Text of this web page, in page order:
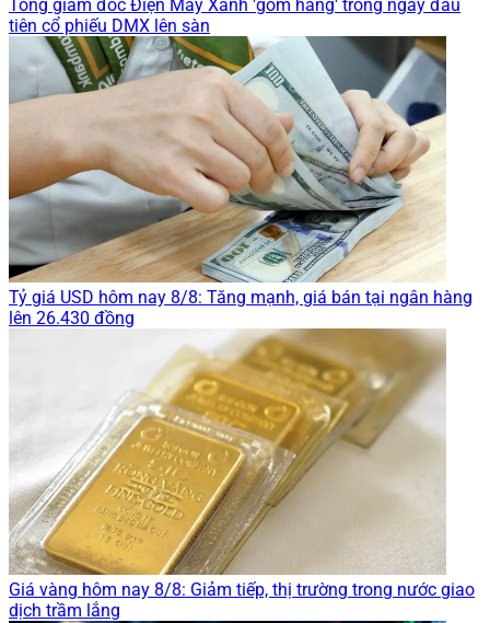
Tổng giám đốc Điện Máy Xanh 'gom hàng' trong ngày đầu
tiên cổ phiếu DMX lên sàn
Tỷ giá USD hôm nay 8/8: Tăng mạnh, giá bán tại ngân hàng
lên 26.430 đồng
Giá vàng hôm nay 8/8: Giảm tiếp, thị trường trong nước giao
dịch trầm lắng